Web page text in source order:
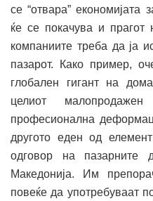
се “отвара” економијата
ќе се покачува и прагот
компаниите треба да ја
пазарот. Како пример,
глобален гигант на
целиот
професионална
другото еден од
одговор на
Македонија. Им
повеќе да употребуваат